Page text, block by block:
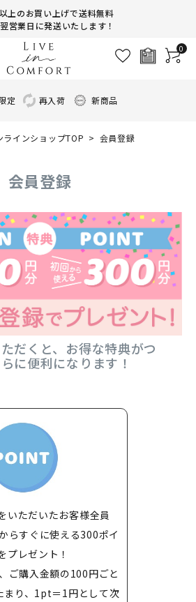
上のお買い上げで送料無料
営業日に発送いたします！
0
定 再入荷 新商品
ラインショップTOP 会員登録
会員登録
だくと、お得な特典がつ
に便利になります！
いただいたお客様全員
らすぐに使える300ポイ
プレゼント！
ご購入金額の100円ごと
まり、1pt＝1円として次